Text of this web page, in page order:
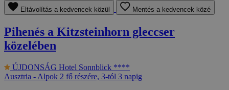
Eltávolítás a kedvencek közül Mentés a kedvencek közé
Pihenés a Kitzsteinhorn gleccser
közelében
ÚJDONSÁG Hotel Sonnblick ****
Ausztria - Alpok 2 fő részére, 3-tól 3 napig